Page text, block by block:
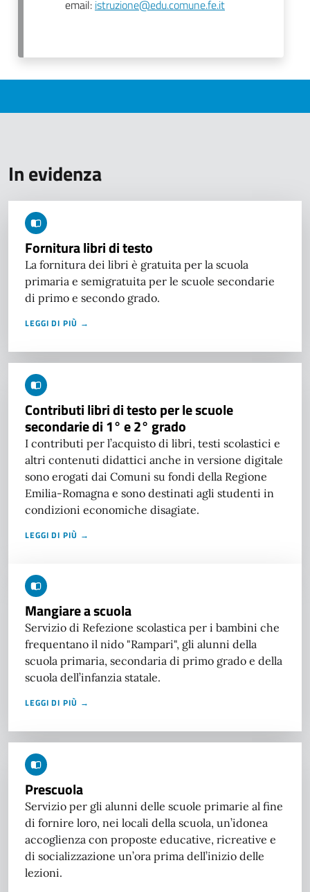
email: istruzione@edu.comune.fe.it
In evidenza
Fornitura libri di testo
La fornitura dei libri è gratuita per la scuola
primaria e semigratuita per le scuole secondarie
di primo e secondo grado.
LEGGI DI PIÙ →
Contributi libri di testo per le scuole
secondarie di 1° e 2° grado
I contributi per l’acquisto di libri, testi scolastici e
altri contenuti didattici anche in versione digitale
sono erogati dai Comuni su fondi della Regione
Emilia-Romagna e sono destinati agli studenti in
condizioni economiche disagiate.
LEGGI DI PIÙ →
Mangiare a scuola
Servizio di Refezione scolastica per i bambini che
frequentano il nido "Rampari", gli alunni della
scuola primaria, secondaria di primo grado e della
scuola dell’infanzia statale.
LEGGI DI PIÙ →
Prescuola
Servizio per gli alunni delle scuole primarie al fine
di fornire loro, nei locali della scuola, un’idonea
accoglienza con proposte educative, ricreative e
di socializzazione un’ora prima dell’inizio delle
lezioni.